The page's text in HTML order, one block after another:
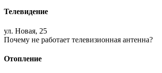
Телевидение
ул. Новая, 25
Почему не работает телевизионная антенна?
Отопление